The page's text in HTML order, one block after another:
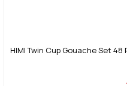
HIMI Twin Cup Gouache Set 48